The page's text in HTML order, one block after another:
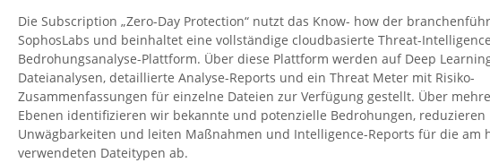
Die Subscription „Zero-Day Protection“ nutzt das Know- how der
SophosLabs und beinhaltet eine vollständige cloudbasierte Threat-
Bedrohungsanalyse-Plattform. Über diese Plattform werden auf Deep
Dateianalysen, detaillierte Analyse-Reports und ein Threat Meter mit Risiko-
Zusammenfassungen für einzelne Dateien zur Verfügung gestellt. Über
Ebenen identifizieren wir bekannte und potenzielle Bedrohungen, reduzieren
Unwägbarkeiten und leiten Maßnahmen und Intelligence-Reports für die am
verwendeten Dateitypen ab.